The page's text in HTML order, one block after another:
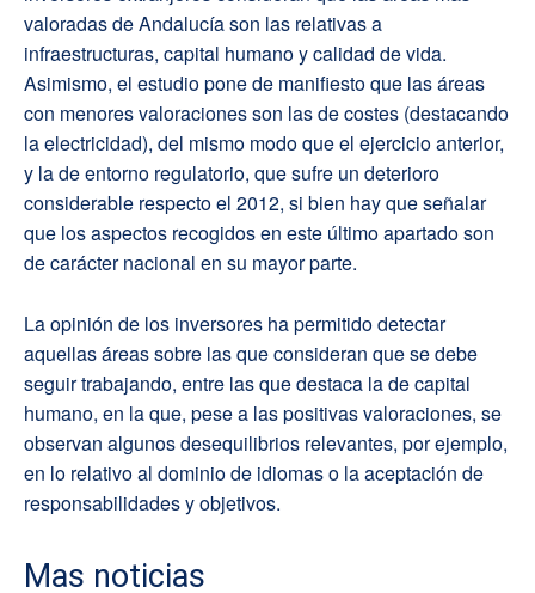
valoradas de Andalucía son las relativas a
infraestructuras, capital humano y calidad de vida.
Asimismo, el estudio pone de manifiesto que las áreas
con menores valoraciones son las de costes (destacando
la electricidad), del mismo modo que el ejercicio anterior,
y la de entorno regulatorio, que sufre un deterioro
considerable respecto el 2012, si bien hay que señalar
que los aspectos recogidos en este último apartado son
de carácter nacional en su mayor parte.
La opinión de los inversores ha permitido detectar
aquellas áreas sobre las que consideran que se debe
seguir trabajando, entre las que destaca la de capital
humano, en la que, pese a las positivas valoraciones, se
observan algunos desequilibrios relevantes, por ejemplo,
en lo relativo al dominio de idiomas o la aceptación de
responsabilidades y objetivos.
Mas noticias